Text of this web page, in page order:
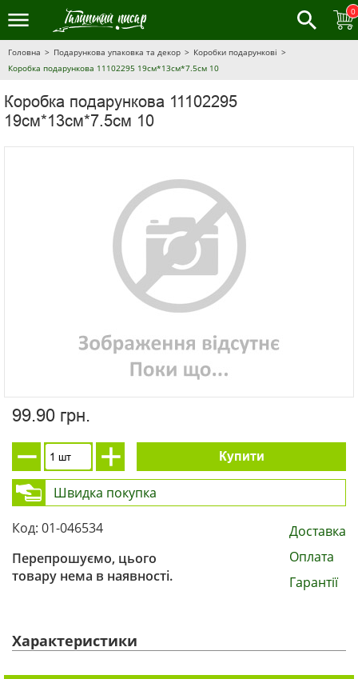
0
Головна Подарункова упаковка та декор
Коробки подарункові
Коробка подарункова 11102295 19см*13см*7.5см 10
Коробка подарункова 11102295
19см*13см*7.5см 10
99.90 грн.
Купити
Швидка покупка
Код: 01-046534
Перепрошуємо, цього
товару нема в наявності.
Доставка
Оплата
Гарантії
Характеристики